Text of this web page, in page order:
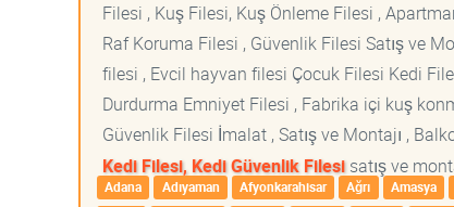
Filesi , Kuş Filesi, Kuş Önleme Filesi ,
Raf Koruma Filesi , Güvenlik Filesi Satış ve
filesi , Evcil hayvan filesi Çocuk Filesi Kedi
Durdurma Emniyet Filesi , Fabrika içi kuş
Güvenlik Filesi İmalat , Satış ve Montajı ,
Kedi Filesi, Kedi Güvenlik Filesisatış ve
Adana Adıyaman Afyonkarahisar Ağrı Amasya